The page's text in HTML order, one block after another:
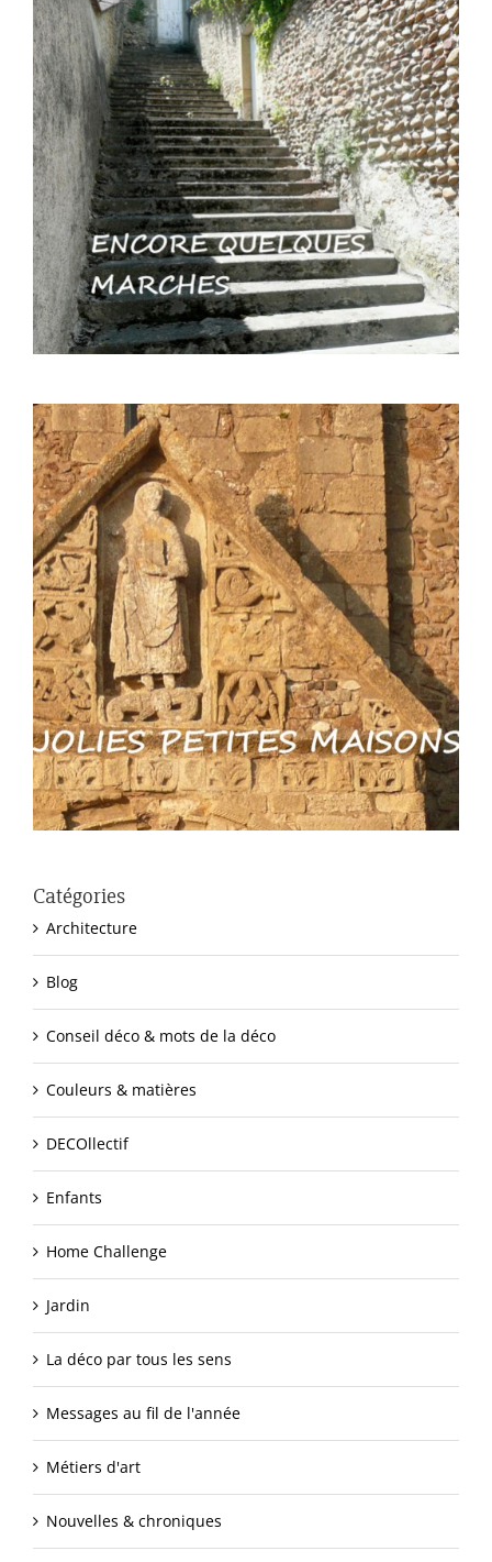
Catégories
Architecture
Blog
Conseil déco & mots de la déco
Couleurs & matières
DECOllectif
Enfants
Home Challenge
Jardin
La déco par tous les sens
Messages au fil de l'année
Métiers d'art
Nouvelles & chroniques